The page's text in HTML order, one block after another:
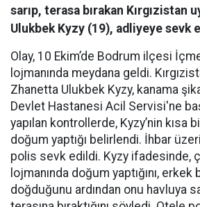
sarıp, terasa bırakan Kırgızistan
Ulukbek Kyzy (19), adliyeye sevk
Olay, 10 Ekim’de Bodrum ilçesi
lojmanında meydana geldi.
Zhanetta Ulukbek Kyzy, kanama
Devlet Hastanesi Acil Servisi'ne
yapılan kontrollerde, Kyzy’nin kısa
doğum yaptığı belirlendi. İhbar
polis sevk edildi. Kyzy ifadesinde,
lojmanında doğum yaptığını,
doğduğunu ardından onu havluya